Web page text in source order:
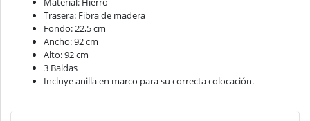
Trasera: Fibra de madera
Fondo: 22,5 cm
Ancho: 92 cm
Alto: 92 cm
3 Baldas
Incluye anilla en marco para su correcta colocación.